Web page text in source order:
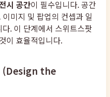
시 공간이 필수입니다. 공간
미지 및 팝업의 컨셉과 일
. 이 단계에서 스위트스팟
이 효율적입니다.
(Design the